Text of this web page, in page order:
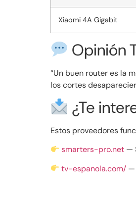
Xiaomi 4A Gigabit
Opinión
“Un buen router es la
los cortes
¿Te
Estos proveedores
smarters-pro.net —
tv-espanola.com/ —